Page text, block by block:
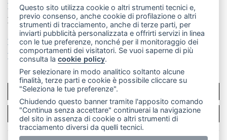
La redazione
CasateOnline LeccoOnline
RSS
Made by VIP
Privacy policy
Cookie policy
Rivedi le tue scelte sui cookie
SCRIVICI
PER LA TUA PUBBLICITÀ
Questo sito utilizza cookie o altri strumenti tecnici e,
previo consenso, anche cookie di profilazione o altri
strumenti di tracciamento, anche di terze parti, per
inviarti pubblicità personalizzata e offrirti servizi in linea
con le tue preferenze, nonché per il monitoraggio dei
comportamenti dei visitatori. Se vuoi saperne di più
consulta lacookie policy.
Per selezionare in modo analitico soltanto alcune
finalità, terze parti e cookie è possibile cliccare su
"Seleziona le tue preferenze".
Chiudendo questo banner tramite l'apposito comando
"Continua senza accettare" continuerai la navigazione
del sito in assenza di cookie o altri strumenti di
tracciamento diversi da quelli tecnici.